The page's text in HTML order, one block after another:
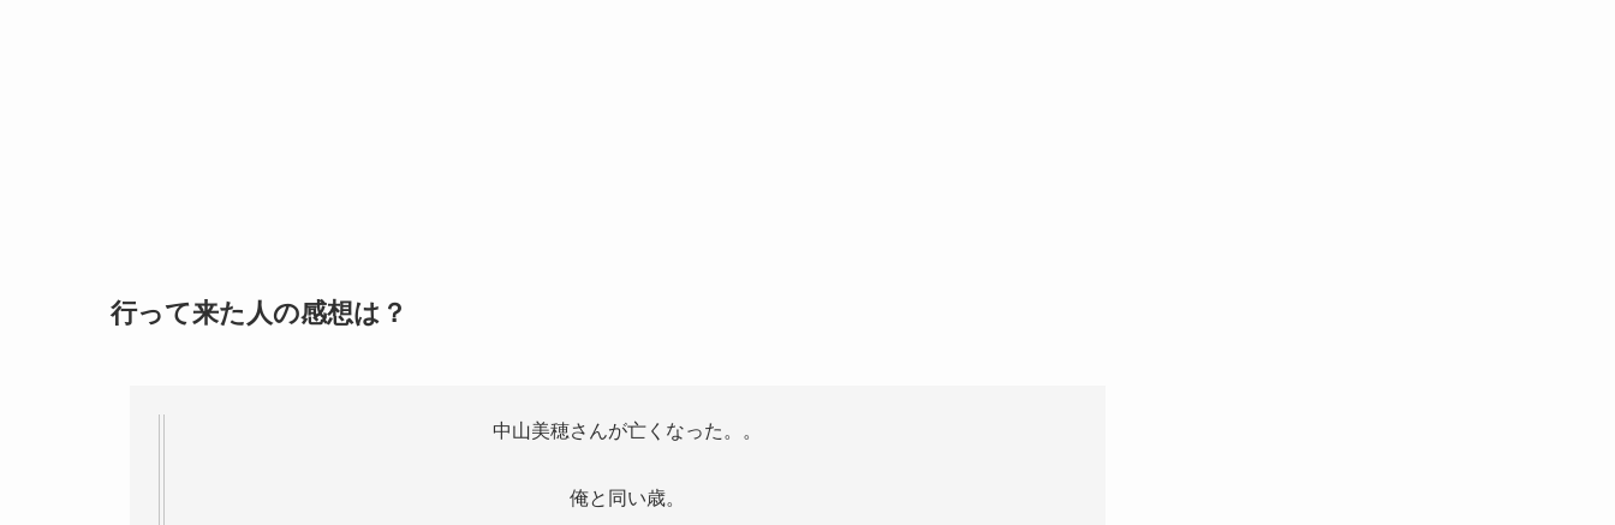
行って来た人の感想は？
中山美穂さんが亡くなった。。
俺と同い歳。